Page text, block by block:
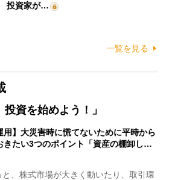
投資家が…
一覧を見る
資を始めよう！」
用】大災害時に慌てないために平時から
きたい3つのポイント「資産の棚卸し…
、株式市場が大きく動いたり、取引環